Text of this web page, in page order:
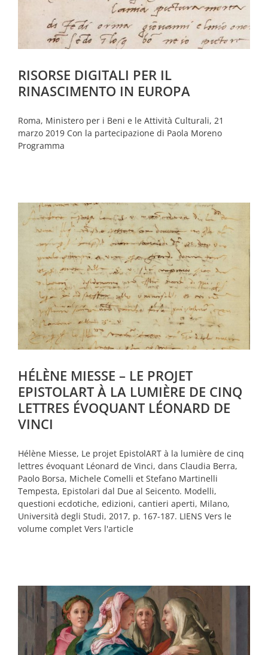
RISORSE DIGITALI PER IL
RINASCIMENTO IN EUROPA
Roma, Ministero per i Beni e le Attività Culturali, 21
marzo 2019 Con la partecipazione di Paola Moreno
Programma
HÉLÈNE MIESSE – LE PROJET
EPISTOLART À LA LUMIÈRE DE CINQ
LETTRES ÉVOQUANT LÉONARD DE
VINCI
Hélène Miesse, Le projet EpistolART à la lumière de cinq
lettres évoquant Léonard de Vinci, dans Claudia Berra,
Paolo Borsa, Michele Comelli et Stefano Martinelli
Tempesta, Epistolari dal Due al Seicento. Modelli,
questioni ecdotiche, edizioni, cantieri aperti, Milano,
Università degli Studi, 2017, p. 167-187. LIENS Vers le
volume complet Vers l'article